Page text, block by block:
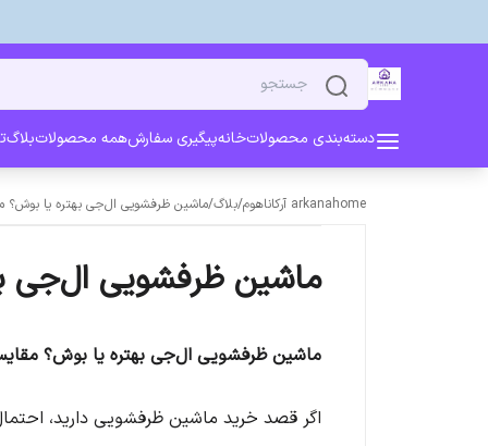
دسته‌بندی محصولاتخانهپیگیری سفارشهمه محصولاتبلاگ
arkanahome آرکاناهوم /بلاگ/ماشین ظرفشویی ال‌جی بهتره یا بوش؟
ماشین ظرفشویی ال‌جی
ماشین ظرفشویی ال‌جی بهتره یا بوش؟
اگر قصد خرید ماشین ظرفشویی دارید،